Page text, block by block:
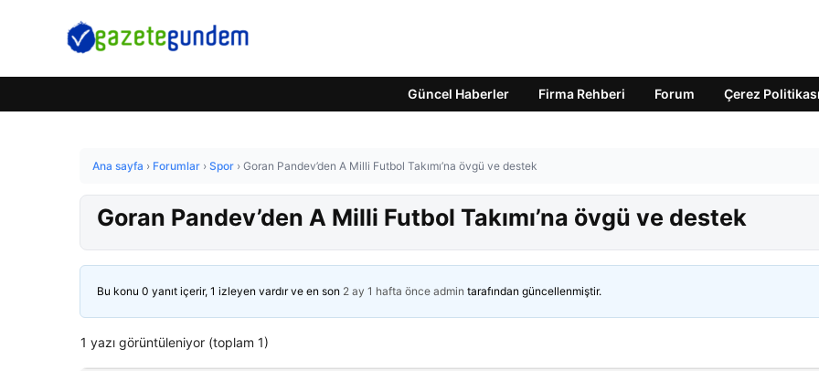
Güncel Haberler Firma Rehberi Forum Çerez Politikası
Ana sayfa › Forumlar › Spor › Goran Pandev’den A Milli Futbol Takımı’na övgü ve destek
Goran Pandev’den A Milli Futbol Takımı’na övgü ve destek
Bu konu 0 yanıt içerir, 1 izleyen vardır ve en son 2 ay 1 hafta önce admin tarafından güncellenmiştir.
1 yazı görüntüleniyor (toplam 1)